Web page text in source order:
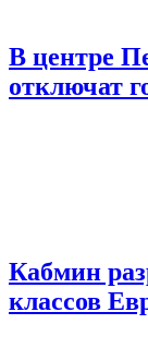
В центре
отключат
Кабмин
классов